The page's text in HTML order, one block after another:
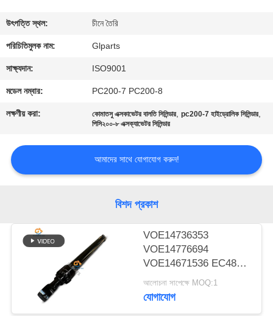
গুণমান
নিয়ন্ত্রণ
আমাদের
সাথে
করুন
মামলা
উৎপত্তি স্থল: চীনে তৈরি
পরিচিতিমুলক নাম: Glparts
সাক্ষ্যদান: ISO9001
মডেল নম্বার: PC200-7 PC200-8
লক্ষণীয় করা: কোমাতসু এক্সকাভেটর বালতি সিলিন্ডার,pc200-7 হাইড্রোলিক সিলিন্ডার,
পিসি২০০-৮ এক্সক্যাভেটর সিলিন্ডার
আমাদের সাথে যোগাযোগ করুন!
বিশদ প্রকাশ
VOE14736353
VOE14776694
VOE14671536 EC480D
EC480E EC750E এর
জন্য আর্ম বুম বকেট
আলোচনা সাপেক্ষে MOQ:1
যোগাযোগ